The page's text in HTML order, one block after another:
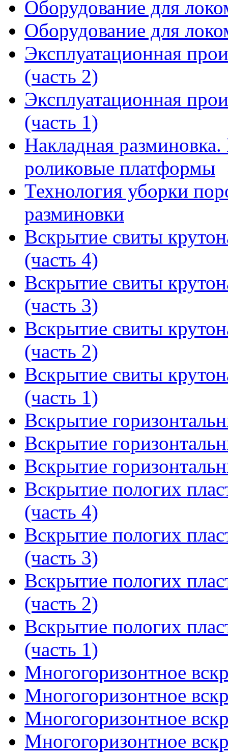
Оборудование для
Оборудование для
Эксплуатационная
(часть 2)
Эксплуатационная
(часть 1)
Накладная
роликовые платформы
Технология уборки
разминовки
Вскрытие свиты
(часть 4)
Вскрытие свиты
(часть 3)
Вскрытие свиты
(часть 2)
Вскрытие свиты
(часть 1)
Вскрытие
Вскрытие
Вскрытие
Вскрытие пологих
(часть 4)
Вскрытие пологих
(часть 3)
Вскрытие пологих
(часть 2)
Вскрытие пологих
(часть 1)
Многогоризонтное
Многогоризонтное
Многогоризонтное
Многогоризонтное